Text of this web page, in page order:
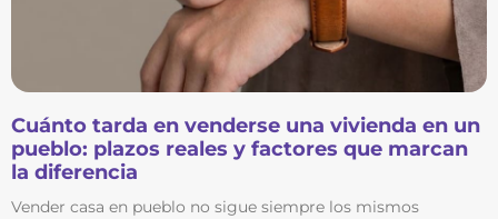
Cuánto tarda en venderse una vivienda en un
pueblo: plazos reales y factores que marcan
la diferencia
Vender casa en pueblo no sigue siempre los mismos